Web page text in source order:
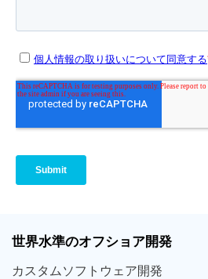
世界水準のオフショア開発
カスタム ソフトウェア開発